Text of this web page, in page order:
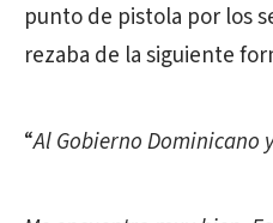
punto de pistola por los
rezaba de la siguiente
“Al Gobierno Dominicano